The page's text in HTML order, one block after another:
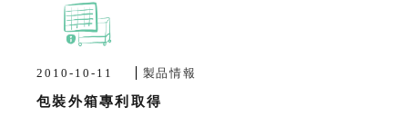
2010-10-11 製品情報
包裝外箱專利取得